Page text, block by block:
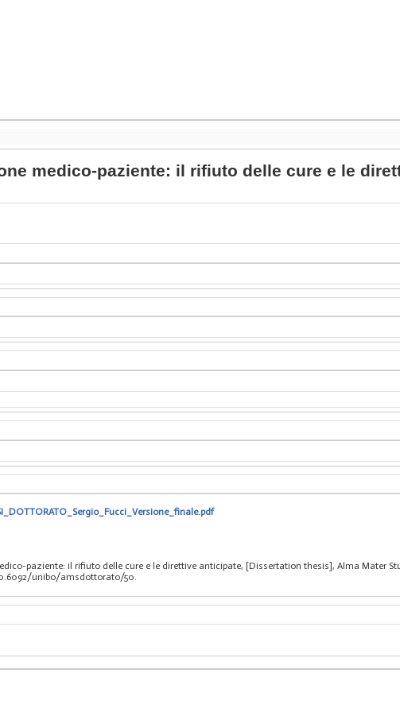
medico-paziente: il rifiuto delle cure e le
paziente: il rifiuto delle cure e le direttive anticipate, [Dissertation thesis], Alma Mater
unibo/amsdottorato/50.